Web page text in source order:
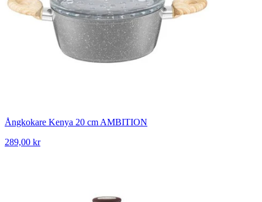
Ångkokare Kenya 20 cm AMBITION
289,00 kr